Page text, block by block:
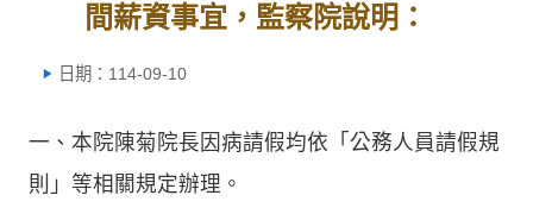
間薪資事宜，監察院說明：
日期：114-09-10
一、本院陳菊院長因病請假均依「公務人員請假規
則」等相關規定辦理。